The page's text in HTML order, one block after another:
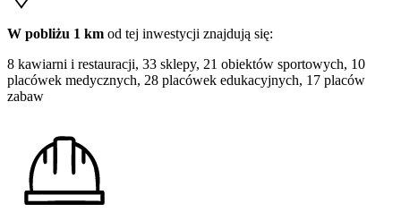
W pobliżu 1 km od tej inwestycji znajdują się:
8 kawiarni i restauracji, 33 sklepy, 21 obiektów sportowych, 10
placówek medycznych, 28 placówek edukacyjnych, 17 placów
zabaw